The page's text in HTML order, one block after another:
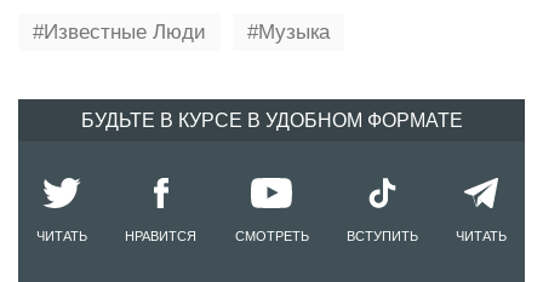
Известные Люди
Музыка
БУДЬТЕ В КУРСЕ В УДОБНОМ ФОРМАТЕ
ЧИТАТЬ НРАВИТСЯ СМОТРЕТЬ ВСТУПИТЬ ЧИТАТЬ